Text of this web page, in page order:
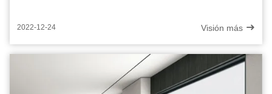
2022-12-24 Visión más